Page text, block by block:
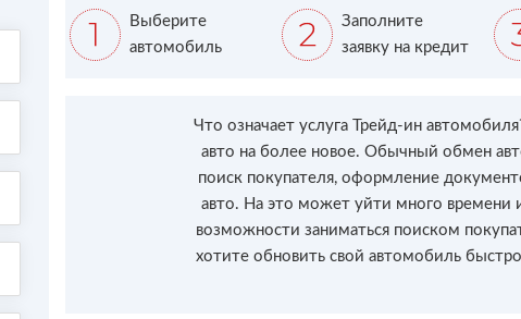
Выберите
автомобиль
Заполните
заявку на кредит
Что означает услуга Трейд-ин
авто на более новое. Обычный обмен
поиск покупателя, оформление
авто. На это может уйти много времени
возможности заниматься поиском
хотите обновить свой автомобиль